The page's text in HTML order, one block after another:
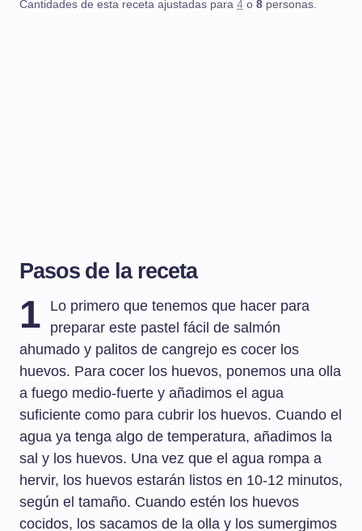
Cantidades de esta receta ajustadas para 4 o 8 personas.
Pasos de la receta
1
Lo primero que tenemos que hacer para
preparar este pastel fácil de salmón
ahumado y palitos de cangrejo es cocer los
huevos. Para cocer los huevos, ponemos una olla
a fuego medio-fuerte y añadimos el agua
suficiente como para cubrir los huevos. Cuando el
agua ya tenga algo de temperatura, añadimos la
sal y los huevos. Una vez que el agua rompa a
hervir, los huevos estarán listos en 10-12 minutos,
según el tamaño. Cuando estén los huevos
cocidos, los sacamos de la olla y los sumergimos